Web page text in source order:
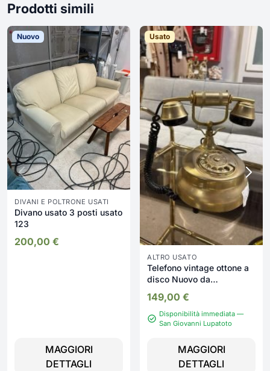
Prodotti simili
Nuovo
DIVANI E POLTRONE USATI
Divano usato 3 posti usato
123
200,00 €
MAGGIORI
DETTAGLI
Usato
ALTRO USATO
Telefono vintage ottone a
disco Nuovo da
149,00 €
Disponibilità immediata —
San Giovanni Lupatoto
MAGGIORI
DETTAGLI